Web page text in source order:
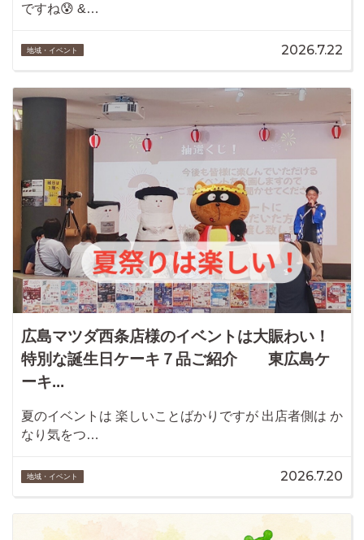
ですね😰 &…
地域・イベント 2026.7.22
広島マツダ西条店様のイベントは大賑わい！
特別な誕生日ケーキ７品ご紹介 東広島ケ
ーキ...
夏のイベントは 楽しいことばかりですが 出店者側は か
なり気をつ…
地域・イベント 2026.7.20